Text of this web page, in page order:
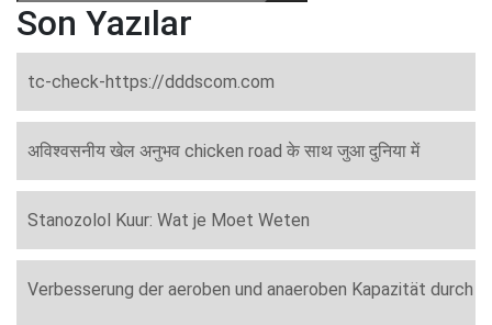
Son Yazılar
tc-check-https://dddscom.com
अविश्वसनीय खेल अनुभव chicken road के साथ जुआ दुनिया में
Stanozolol Kuur: Wat je Moet Weten
Verbesserung der aeroben und anaeroben Kapazität durch